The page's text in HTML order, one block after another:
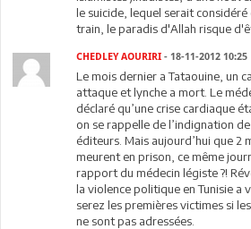
le suicide, lequel serait
train, le paradis d'Allah risque
CHEDLEY AOURIRI - 18-11-2012 10:25
Le mois dernier a Tataouine, un
attaque et lynche a mort. Le
déclaré qu’une crise cardiaque
on se rappelle de l’indignation
éditeurs. Mais aujourd’hui que 2
meurent en prison, ce même
rapport du médecin légiste ?!
la violence politique en Tunisie a
serez les premières victimes si
ne sont pas adressées.